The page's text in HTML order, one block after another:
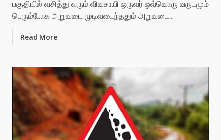
பகுதியில் வசித்து வரும் விவசாயி ஒருவர் ஒவ்வொரு வருடமும்
பெரும்போக அறுவடை முடிவடைந்ததும் அறுவடை...
Read More